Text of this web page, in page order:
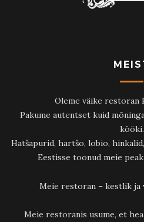
Oleme väike restoran
Pakume autentset kuid
kööki.
Hatšapurid, hartšo, lobio,
Eestisse toonud meie
Meie restoran – kestlik ja
Meie restoranis usume, et